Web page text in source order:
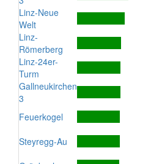
Linz-Neue
Welt
Linz-
Römerberg
Linz-24er-
Turm
Gallneukirchen
3
Feuerkogel
Steyregg-Au